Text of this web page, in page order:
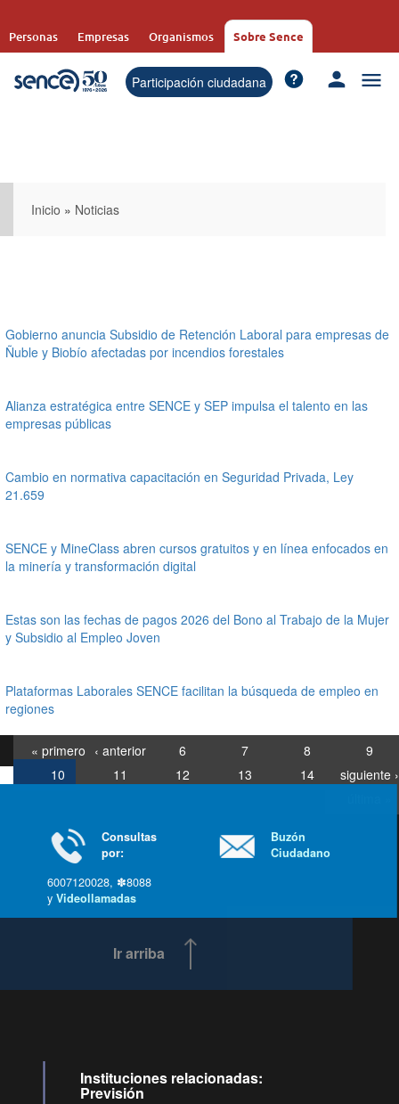
contenido
Personas Empresas Organismos Sobre Sence
Participación ciudadana
Inicio » Noticias
Gobierno anuncia Subsidio de Retención Laboral para empresas de
Ñuble y Biobío afectadas por incendios forestales
Alianza estratégica entre SENCE y SEP impulsa el talento en las
empresas públicas
Cambio en normativa capacitación en Seguridad Privada, Ley
21.659
SENCE y MineClass abren cursos gratuitos y en línea enfocados en
la minería y transformación digital
Estas son las fechas de pagos 2026 del Bono al Trabajo de la Mujer
y Subsidio al Empleo Joven
Plataformas Laborales SENCE facilitan la búsqueda de empleo en
regiones
« primero ‹ anterior 6 7 8
9
10
11 12 13 14
siguiente ›
Consultas
por:
6007120028, ✽8088
yVideollamadas
Buzón
Ciudadano
Ir arriba
Instituciones relacionadas:
Previsión